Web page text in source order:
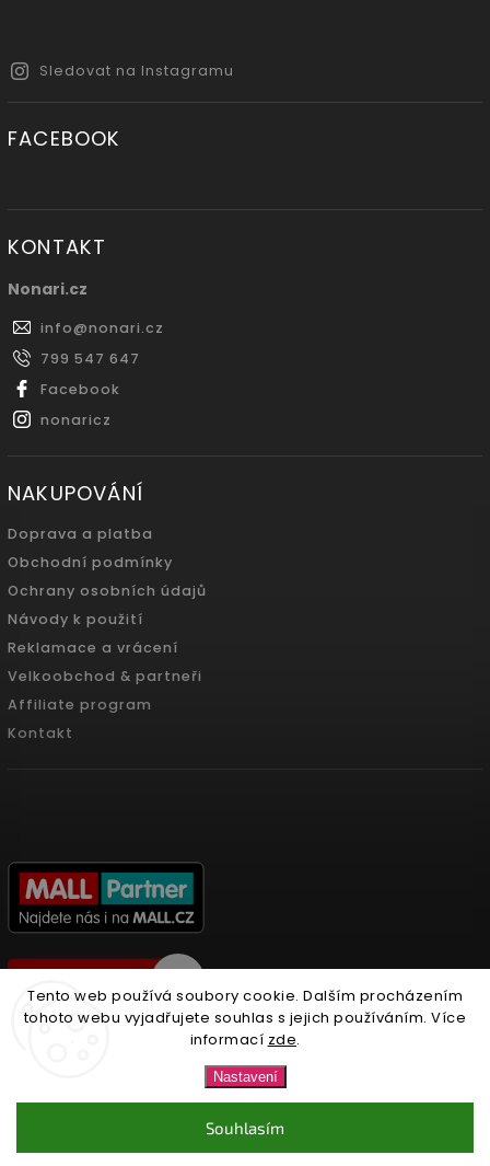
Tento web používá soubory cookie. Dalším procházením
tohoto webu vyjadřujete souhlas s jejich používáním. Více
informací zde.
Nastavení
Souhlasím
Sledovat na Instagramu
FACEBOOK
KONTAKT
Nonari.cz
info@nonari.cz
799 547 647
Facebook
nonaricz
NAKUPOVÁNÍ
Doprava a platba
Obchodní podmínky
Ochrany osobních údajů
Návody k použití
Reklamace a vrácení
Velkoobchod & partneři
Affiliate program
Kontakt
Nonari.cz. Všechna práva vyhrazena.
Upravit nastavení cookies
Shoptet| Design